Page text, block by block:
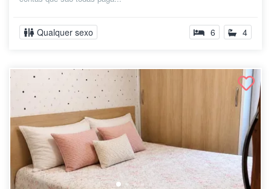
Qualquer sexo 6 4